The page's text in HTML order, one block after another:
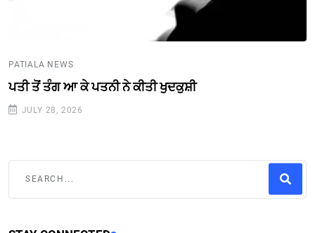
PATIALA NEWS
ਪਤੀ ਤੋਂ ਤੰਗ ਆ ਕੇ ਪਤਨੀ ਨੇ ਕੀਤੀ ਖੁਦਕੁਸ਼ੀ
JULY 28, 2026